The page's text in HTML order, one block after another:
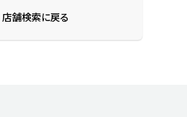
店舗検索に戻る